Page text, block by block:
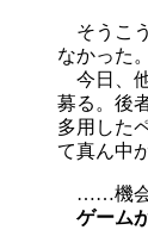
そうこ
なかった
今日、
募る。後
多用した
て真ん中
……機会
ゲーム